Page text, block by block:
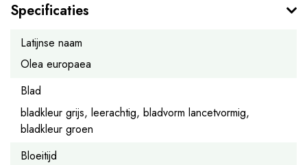
Specificaties
Latijnse naam
Olea europaea
Blad
bladkleur grijs, leerachtig, bladvorm lancetvormig,
bladkleur groen
Bloeitijd